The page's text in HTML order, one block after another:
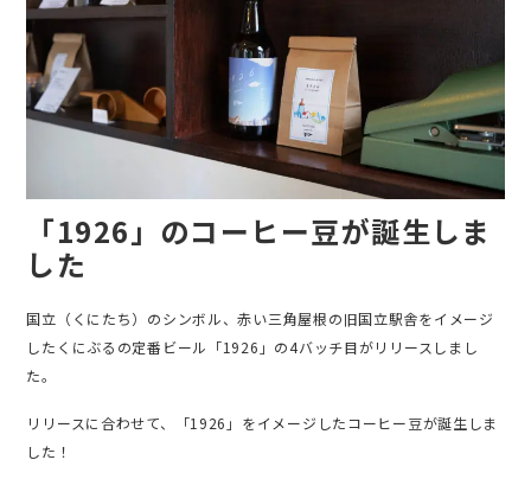
「1926」のコーヒー豆が誕生しま
した
国立（くにたち）のシンボル、赤い三角屋根の旧国立駅舎をイメージ
したくにぶるの定番ビール「1926」の4バッチ目がリリースしまし
た。
リリースに合わせて、「1926」をイメージしたコーヒー豆が誕生しま
した！